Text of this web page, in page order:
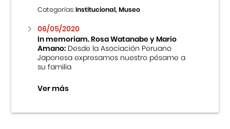
Museo de la Inmigración Japonesa
Fondo Editorial
Teatro Peruano Japonés
Categorías:Institucional, Museo
06/05/2020
In memoriam. Rosa Watanabe y Mario
Amano:Desde la Asociación Peruano
Japonesa expresamos nuestro pésame a
su familia
Ver más